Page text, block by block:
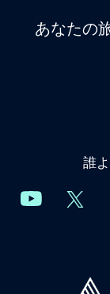
あなたの
誰